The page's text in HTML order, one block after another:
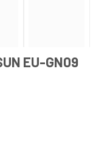
EU-GN09